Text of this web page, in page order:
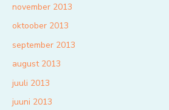
november 2013
oktoober 2013
september 2013
august 2013
juuli 2013
juuni 2013